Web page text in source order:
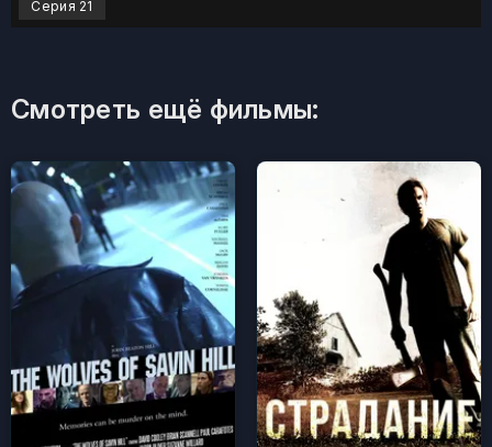
Серия 21
Смотреть ещё фильмы: